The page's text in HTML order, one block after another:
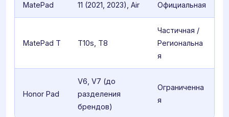
MatePad 11 (2021, 2023), Air Официальная
MatePad T T10s, T8
Частичная /
Региональна
я
Honor Pad
V6, V7 (до
разделения
брендов)
Ограниченна
я